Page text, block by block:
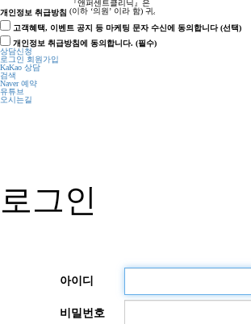
개인정보 취급방침
고객혜택, 이벤트 공지 등 마케팅 문자 수신에 동의합니다 (선택)
개인정보 취급방침에 동의합니다. (필수)
상담신청
로그인 회원가입
KaKao 상담
검색
Naver 예약
유튜브
오시는길
로그인
아이디
비밀번호